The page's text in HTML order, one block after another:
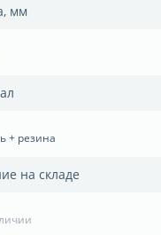
мм
+ резина
на складе